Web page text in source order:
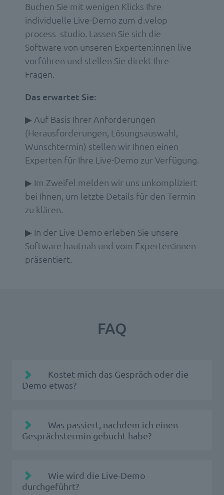
Buchen Sie mit wenigen Klicks Ihre
individuelle Live-Demo zum d.velop
process studio. Lassen Sie sich die
Software von unseren Experten:innen live
vorführen und stellen Sie direkt Ihre
Fragen.
Das erwartet Sie:
▶ Auf Basis Ihrer Anforderungen
(Herausforderungen, Lösungsauswahl,
Wunschtermin) stellen wir Ihnen einen
Experten für Ihre Live-Demo zur Verfügung.
▶ Im Zweifel melden wir uns unkompliziert
bei Ihnen, um letzte Details für den Termin
zu klären.
▶ In der Live-Demo erleben Sie unsere
Software hautnah und vom Experten:innen
präsentiert.
FAQ
Kostet mich das Gespräch oder die
Demo etwas?
Was passiert, nachdem ich einen
Gesprächstermin gebucht habe?
Sie erhalten eine Buchungsbestätigung per
E-Mail. Der passende Ansprechpartner der
Wie wird die Live-Demo
durchgeführt?